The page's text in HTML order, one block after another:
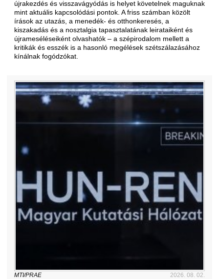
újrakezdés és visszavágyódás is helyet követelnek maguknak
mint aktuális kapcsolódási pontok. A friss számban közölt
írások az utazás, a menedék- és otthonkeresés, a
kiszakadás és a nosztalgia tapasztalatának leirataiként és
újrameséléseiként olvashatók – a szépirodalom mellett a
kritikák és esszék is a hasonló megélések szétszálazásához
kínálnak fogódzókat.
MTI/PRAE 2026. 08. 02.